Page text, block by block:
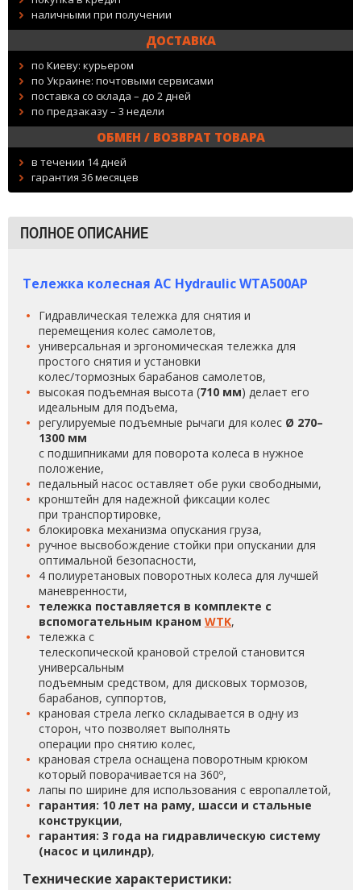
наличными при получении
ДОСТАВКА
по Киеву: курьером
по Украине: почтовыми сервисами
поставка со склада – до 2 дней
по предзаказу – 3 недели
ОБМЕН / ВОЗВРАТ ТОВАРА
в течении 14 дней
гарантия 36 месяцев
ПОЛНОЕ ОПИСАНИЕ
Тележка колесная AC Hydraulic WTA500AP
Гидравлическая тележка для снятия и
перемещения колес самолетов,
универсальная и эргономическая тележка для
простого снятия и установки
колес/тормозных барабанов самолетов,
высокая подъемная высота (710 мм) делает его
идеальным для подъема,
регулируемые подъемные рычаги для колес Ø 270–
1300 мм
с подшипниками для поворота колеса в нужное
положение,
педальный насос оставляет обе руки свободными,
кронштейн для надежной фиксации колес
при транспортировке,
блокировка механизма опускания груза,
ручное высвобождение стойки при опускании для
оптимальной безопасности,
4 полиуретановых поворотных колеса для лучшей
маневренности,
тележка поставляется в комплекте с
вспомогательным краном WTK,
тележка с
телескопической крановой стрелой становится
универсальным
подъемным средством, для дисковых тормозов,
барабанов, суппортов,
крановая стрела легко складывается в одну из
сторон, что позволяет выполнять
операции про снятию колес,
крановая стрела оснащена поворотным крюком
который поворачивается на 360º,
лапы по ширине для использования с европаллетой,
гарантия: 10 лет на раму, шасси и стальные
конструкции,
гарантия: 3 года на гидравлическую систему
(насос и цилиндр),
Технические характеристики: